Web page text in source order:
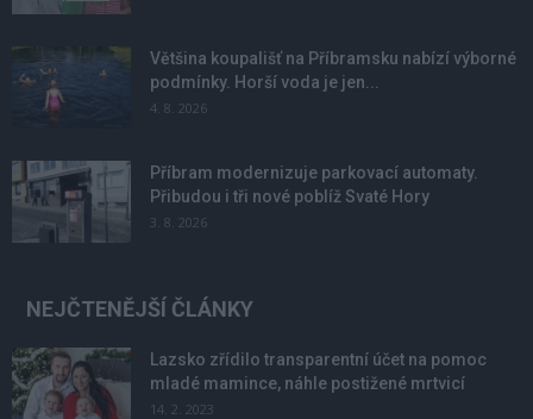
Většina koupališť na Příbramsku nabízí výborné
podmínky. Horší voda je jen...
4. 8. 2026
Příbram modernizuje parkovací automaty.
Přibudou i tři nové poblíž Svaté Hory
3. 8. 2026
NEJČTENĚJŠÍ ČLÁNKY
Lazsko zřídilo transparentní účet na pomoc
mladé mamince, náhle postižené mrtvicí
14. 2. 2023